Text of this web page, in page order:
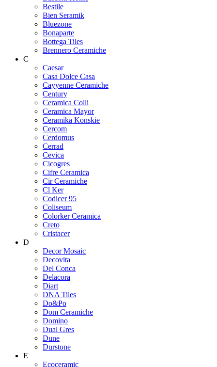
Bestile
Bien Seramik
Bluezone
Bonaparte
Bottega Tiles
Brennero Ceramiche
C
Caesar
Casa Dolce Casa
Cayyenne Ceramiche
Century
Ceramica Colli
Ceramica Mayor
Ceramika Konskie
Cercom
Cerdomus
Cerrad
Cevica
Cicogres
Cifre Ceramica
Cir Ceramiche
Cl Ker
Codicer 95
Coliseum
Colorker Ceramica
Creto
Cristacer
D
Decor Mosaic
Decovita
Del Conca
Delacora
Diart
DNA Tiles
Do&Po
Dom Ceramiche
Domino
Dual Gres
Dune
Durstone
E
Ecoceramic